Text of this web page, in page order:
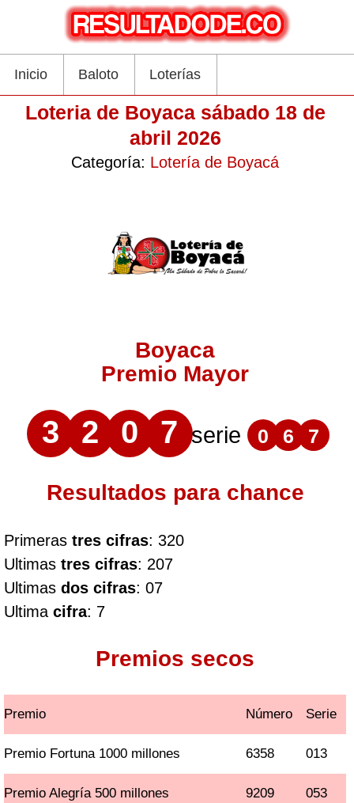
Inicio Baloto Loterías
Loteria de Boyaca sábado 18 de
abril 2026
Categoría: Lotería de Boyacá
Boyaca
Premio Mayor
3 2 0 7 serie 0 6 7
Resultados para chance
Primeras tres cifras: 320
Ultimas tres cifras: 207
Ultimas dos cifras: 07
Ultima cifra: 7
Premios secos
Premio Número Serie
Premio Fortuna 1000 millones 6358 013
Premio Alegría 500 millones 9209 053